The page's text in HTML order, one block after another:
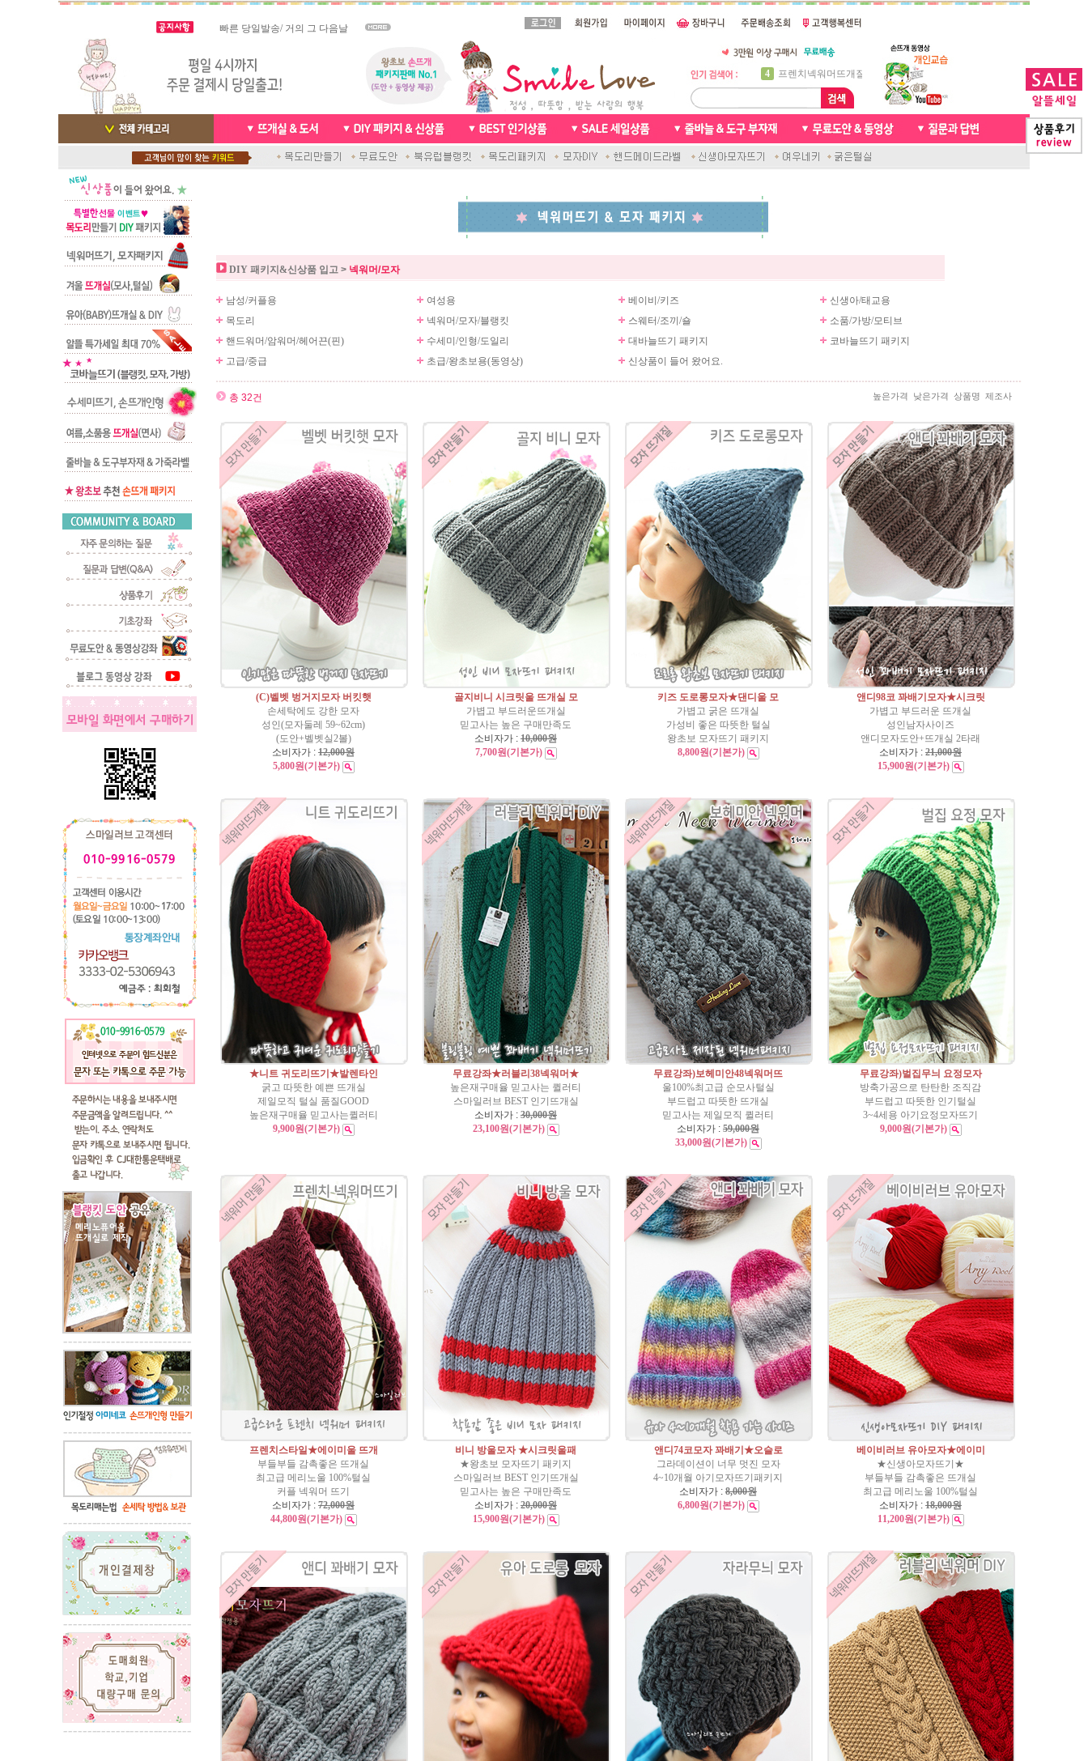
스마트폰으로 핸드폰 결제 ,카드
배송완료 /
5
비니방울모자 동영상
6
꽈배기목도리
7
천연가죽 핸드메이드라벨
8
신생아모자뜨기
10
손뜨개인형
1
자라무늬 목도리뜨기
3
DIY 패키지&신상품 입고 > 넥워머/모자
남성/커플용 여성용 베이비/키즈
신생아/태교용
목도리
넥워머/모자/블랭킷 스웨터/조끼/숄
소품/가방/모티브
핸드워머/암워머/헤어끈(핀)
수세미/인형/도일리 대바늘뜨기 패키지
코바늘뜨기 패키지
고급/중급
초급/왕초보용(동영상) 신상품이 들어 왔어요.
총 32건 높은가격 낮은가격 상품명 제조사
(C)벨벳 벙거지모자 버킷햇
손세탁에도 강한 모자
성인(모자둘레 59~62cm)
(도안+벨벳실2볼)
소비자가 : 12,000원
5,800원(기본가)
골지비니 시크릿울 뜨개실 모
가볍고 부드러운뜨개실
믿고사는 높은 구매만족도
소비자가 : 10,000원
7,700원(기본가)
키즈 도로롱모자★댄디울 모
가볍고 굵은 뜨개실
가성비 좋은 따뜻한 털실
왕초보 모자뜨기 패키지
8,800원(기본가)
앤디98코 꽈배기모자★시크릿
가볍고 부드러운 뜨개실
성인남자사이즈
앤디모자도안+뜨개실 2타래
소비자가 : 21,000원
15,900원(기본가)
★니트 귀도리뜨기★발렌타인
굵고 따뜻한 예쁜 뜨개실
제일모직 털실 품질GOOD
높은재구매율 믿고사는퀼러티
9,900원(기본가)
무료강좌★러블리38넥워머★
높은재구매율 믿고사는 퀼러티
스마일러브 BEST 인기뜨개실
소비자가 : 30,000원
23,100원(기본가)
무료강좌)보헤미안48넥워머뜨
울100%최고급 순모사털실
부드럽고 따뜻한 뜨개실
믿고사는 제일모직 퀼러티
소비자가 : 59,000원
33,000원(기본가)
무료강좌)벌집무늬 요정모자
방축가공으로 탄탄한 조직감
부드럽고 따뜻한 인기털실
3~4세용 아기요정모자뜨기
9,000원(기본가)
프렌치스타일★에이미울 뜨개
부들부들 감촉좋은 뜨개실
최고급 메리노울 100%털실
커플 넥워머 뜨기
소비자가 : 72,000원
44,800원(기본가)
비니 방울모자 ★시크릿울패
★왕초보 모자뜨기 패키지
스마일러브 BEST 인기뜨개실
믿고사는 높은 구매만족도
소비자가 : 20,000원
15,900원(기본가)
앤디74코모자 꽈배기★오슬로
그라데이션이 너무 멋진 모자
4~10개월 아기모자뜨기패키지
소비자가 : 8,000원
6,800원(기본가)
베이비러브 유아모자★에이미
★신생아모자뜨기★
부들부들 감촉좋은 뜨개실
최고급 메리노울 100%털실
소비자가 : 18,000원
11,200원(기본가)